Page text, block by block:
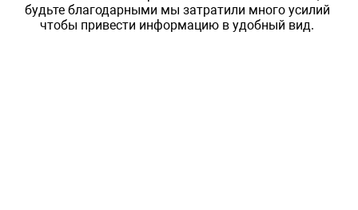
будьте благодарными мы затратили много усилий
чтобы привести информацию в удобный вид.